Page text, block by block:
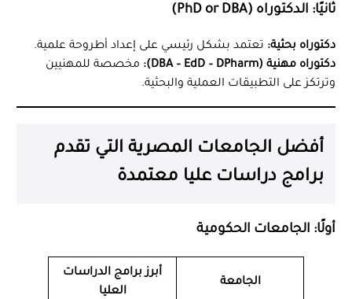
ثانيًا: الدكتوراه (PhD or DBA)
دكتوراه بحثية: تعتمد بشكل رئيسي على إعداد أطروحة علمية.
دكتوراه مهنية (DBA – EdD – DPharm):
مخصصة للمهنيين
وترتكز على التطبيقات العملية والبحثية.
أفضل الجامعات المصرية التي تقدم
برامج دراسات عليا معتمدة
أولًا: الجامعات الحكومية
الجامعة
أبرز برامج الدراسات
العليا